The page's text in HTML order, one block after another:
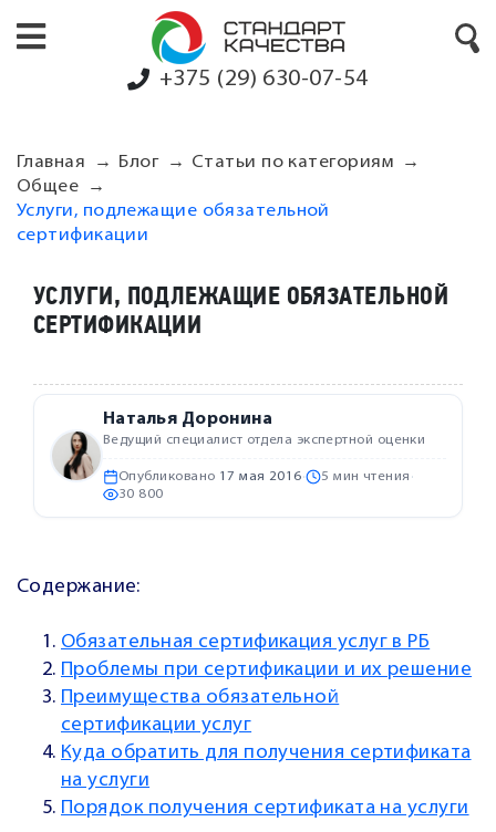
+375 (29) 630-07-54
Главная Блог
Статьи по категориям
Общее
Услуги, подлежащие обязательной
сертификации
УСЛУГИ, ПОДЛЕЖАЩИЕ ОБЯЗАТЕЛЬНОЙ
СЕРТИФИКАЦИИ
Наталья Доронина
Ведущий специалист отдела экспертной оценки
Опубликовано 17 мая 2016· 5 мин чтения ·
30 800
Содержание:
Обязательная сертификация услуг в РБ
Проблемы при сертификации и их решение
Преимущества обязательной
сертификации услуг
Куда обратить для получения сертификата
на услуги
Порядок получения сертификата на услуги